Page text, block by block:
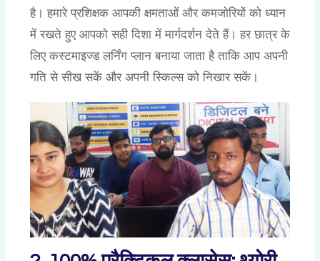
है। हमारे प्रशिक्षक आपकी क्षमताओं और कमजोरियों को ध्यान
में रखते हुए आपको सही दिशा में मार्गदर्शन देते हैं। हर छात्र के
लिए कस्टमाइज्ड लर्निंग प्लान बनाया जाता है ताकि आप अपनी
गति से सीख सकें और अपनी स्किल्स को निखार सकें।